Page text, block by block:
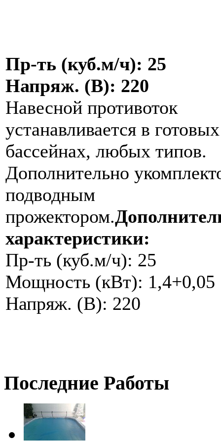
Пр-ть (куб.м/ч): 25
Напряж. (В): 220
Навесной противоток
устанавливается в готовых
бассейнах, любых типов.
Дополнительно
подводным
прожектором.
характеристики:
Пр-ть (куб.м/ч): 25
Мощность (кВт): 1,4+0,05
Напряж. (В): 220
Последние Работы